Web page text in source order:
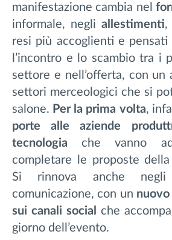
manifestazione cambia nel
informale, negli allestimenti,
resi più accoglienti e pensati
l’incontro e lo scambio tra i
settore e nell’offerta, con un
settori merceologici che si
salone. Per la prima volta,
porte alle aziende
tecnologia che vanno
completare le proposte della
Si rinnova anche
comunicazione, con un
sui canali social
che
giorno dell’evento.